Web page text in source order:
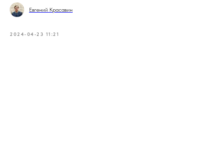
Евгений Красавин
2024-04-23 11:21